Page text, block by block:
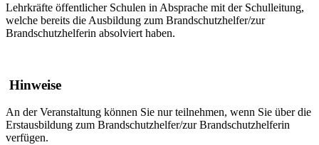
Lehrkräfte öffentlicher Schulen in Absprache mit der Schulleitung,
welche bereits die Ausbildung zum Brandschutzhelfer/zur
Brandschutzhelferin absolviert haben.
Hinweise
An der Veranstaltung können Sie nur teilnehmen, wenn Sie über die
Erstausbildung zum Brandschutzhelfer/zur Brandschutzhelferin
verfügen.